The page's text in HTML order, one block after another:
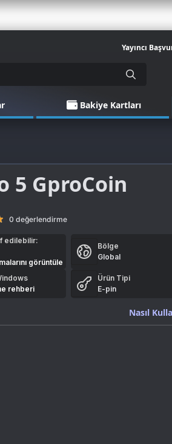
Yayıncı
Bakiye Kartları
5 GproCoin
0 değerlendirme
edilebilir:
görüntüle
Bölge
Global
rehberi
Ürün Tipi
E-pin
Nasıl